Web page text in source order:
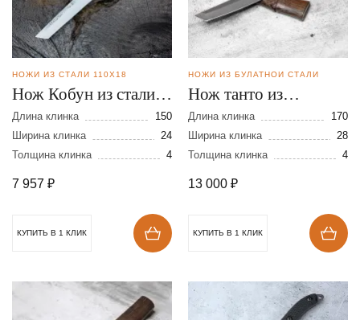
НОЖИ ИЗ СТАЛИ 110Х18
Нож Кобун из стали
110Х18
Длина клинка
150
Ширина клинка
24
Толщина клинка
4
7 957 ₽
КУПИТЬ В 1 КЛИК
НОЖИ ИЗ БУЛАТНОЙ СТАЛИ
Нож танто из
булатной стали в
деревянных ножнах
Длина клинка
170
Ширина клинка
28
Толщина клинка
4
13 000 ₽
КУПИТЬ В 1 КЛИК